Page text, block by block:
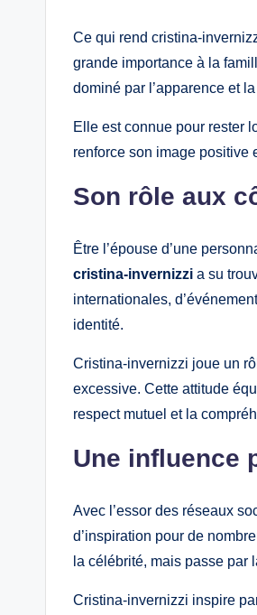
Ce qui rend cristina-
grande importance à la
dominé par l’apparence et
Elle est connue pour rester
renforce son image positive
Son rôle aux
Être l’épouse d’une
cristina-invernizzi a su
internationales,
identité.
Cristina-invernizzi joue un
excessive. Cette attitude
respect mutuel et la
Une influence
Avec l’essor des réseaux
d’inspiration pour de
la célébrité, mais passe par
Cristina-invernizzi inspire